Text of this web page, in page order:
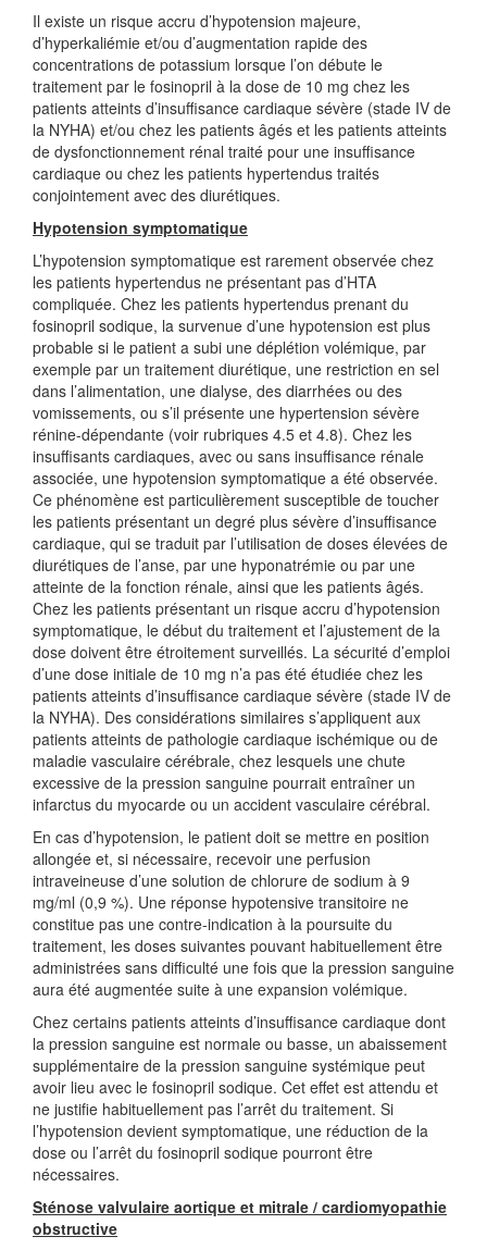
Il existe un risque accru d’hypotension majeure,
d’hyperkaliémie et/ou d’augmentation rapide des
concentrations de potassium lorsque l’on débute le
traitement par le fosinopril à la dose de 10 mg chez les
patients atteints d’insuffisance cardiaque sévère (stade IV de
la NYHA) et/ou chez les patients âgés et les patients atteints
de dysfonctionnement rénal traité pour une insuffisance
cardiaque ou chez les patients hypertendus traités
conjointement avec des diurétiques.
Hypotension symptomatique
L’hypotension symptomatique est rarement observée chez
les patients hypertendus ne présentant pas d’HTA
compliquée. Chez les patients hypertendus prenant du
fosinopril sodique, la survenue d’une hypotension est plus
probable si le patient a subi une déplétion volémique, par
exemple par un traitement diurétique, une restriction en sel
dans l’alimentation, une dialyse, des diarrhées ou des
vomissements, ou s’il présente une hypertension sévère
rénine-dépendante (voir rubriques 4.5 et 4.8). Chez les
insuffisants cardiaques, avec ou sans insuffisance rénale
associée, une hypotension symptomatique a été observée.
Ce phénomène est particulièrement susceptible de toucher
les patients présentant un degré plus sévère d’insuffisance
cardiaque, qui se traduit par l’utilisation de doses élevées de
diurétiques de l’anse, par une hyponatrémie ou par une
atteinte de la fonction rénale, ainsi que les patients âgés.
Chez les patients présentant un risque accru d’hypotension
symptomatique, le début du traitement et l’ajustement de la
dose doivent être étroitement surveillés. La sécurité d’emploi
d’une dose initiale de 10 mg n’a pas été étudiée chez les
patients atteints d’insuffisance cardiaque sévère (stade IV de
la NYHA). Des considérations similaires s’appliquent aux
patients atteints de pathologie cardiaque ischémique ou de
maladie vasculaire cérébrale, chez lesquels une chute
excessive de la pression sanguine pourrait entraîner un
infarctus du myocarde ou un accident vasculaire cérébral.
En cas d’hypotension, le patient doit se mettre en position
allongée et, si nécessaire, recevoir une perfusion
intraveineuse d’une solution de chlorure de sodium à 9
mg/ml (0,9 %). Une réponse hypotensive transitoire ne
constitue pas une contre-indication à la poursuite du
traitement, les doses suivantes pouvant habituellement être
administrées sans difficulté une fois que la pression sanguine
aura été augmentée suite à une expansion volémique.
Chez certains patients atteints d’insuffisance cardiaque dont
la pression sanguine est normale ou basse, un abaissement
supplémentaire de la pression sanguine systémique peut
avoir lieu avec le fosinopril sodique. Cet effet est attendu et
ne justifie habituellement pas l’arrêt du traitement. Si
l’hypotension devient symptomatique, une réduction de la
dose ou l’arrêt du fosinopril sodique pourront être
nécessaires.
Sténose valvulaire aortique et mitrale / cardiomyopathie
obstructive